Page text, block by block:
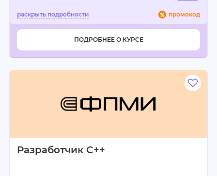
промокод
ПОДРОБНЕЕ О КУРСЕ
Разработчик C++